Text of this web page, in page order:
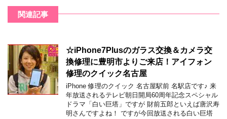
関連記事
☆iPhone7Plusのガラス交換＆カメラ交
換修理に豊明市よりご来店！アイフォン
修理のクイック名古屋
iPhone 修理のクイック 名古屋駅前 名駅店です♪ 来
年放送されるテレビ朝日開局60周年記念スペシャル
ドラマ「白い巨塔」ですが 財前五郎といえば唐沢寿
明さんですよね！ ですが今回放送される白い巨塔